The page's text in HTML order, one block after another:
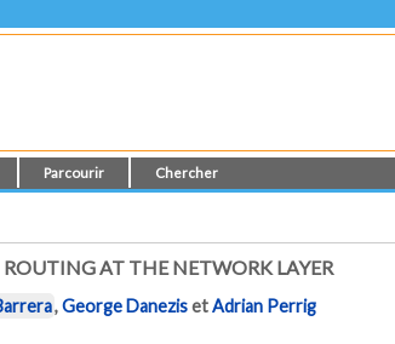
Parcourir Chercher
AT THE NETWORK LAYER
,George DanezisetAdrian Perrig